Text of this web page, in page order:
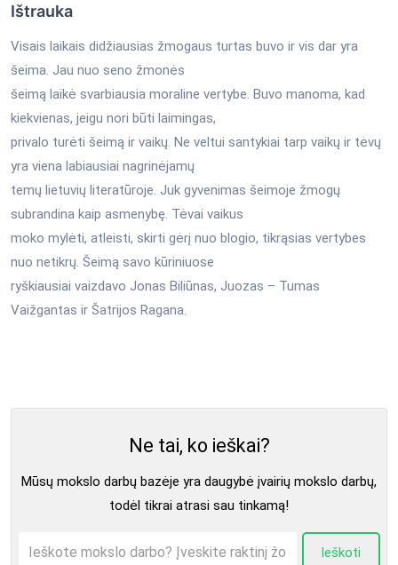
Ištrauka
Visais laikais didžiausias žmogaus turtas buvo ir vis dar yra
šeima. Jau nuo seno žmonės
šeimą laikė svarbiausia moraline vertybe. Buvo manoma, kad
kiekvienas, jeigu nori būti laimingas,
privalo turėti šeimą ir vaikų. Ne veltui santykiai tarp vaikų ir tėvų
yra viena labiausiai nagrinėjamų
temų lietuvių literatūroje. Juk gyvenimas šeimoje žmogų
subrandina kaip asmenybę. Tėvai vaikus
moko mylėti, atleisti, skirti gėrį nuo blogio, tikrąsias vertybes
nuo netikrų. Šeimą savo kūriniuose
ryškiausiai vaizdavo Jonas Biliūnas, Juozas – Tumas
Vaižgantas ir Šatrijos Ragana.
Ne tai, ko ieškai?
Mūsų mokslo darbų bazėje yra daugybė įvairių mokslo darbų,
todėl tikrai atrasi sau tinkamą!
Ieškoti